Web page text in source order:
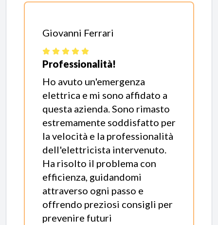
Giovanni Ferrari
Professionalità!
Ho avuto un'emergenza
elettrica e mi sono affidato a
questa azienda. Sono rimasto
estremamente soddisfatto per
la velocità e la professionalità
dell'elettricista intervenuto.
Ha risolto il problema con
efficienza, guidandomi
attraverso ogni passo e
offrendo preziosi consigli per
prevenire futuri